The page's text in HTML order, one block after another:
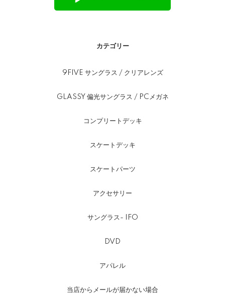
カテゴリー
9FIVE サングラス / クリアレンズ
GLASSY 偏光サングラス / PCメガネ
コンプリートデッキ
スケートデッキ
スケートパーツ
アクセサリー
サングラス- IFO
DVD
アパレル
当店からメールが届かない場合